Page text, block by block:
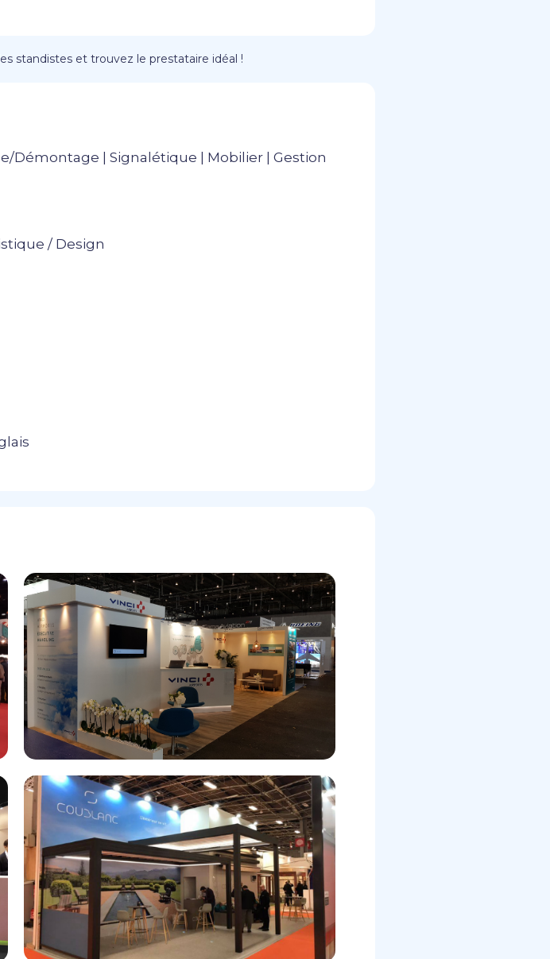
standistes et trouvez le prestataire idéal !
Démontage | Signalétique | Mobilier | Gestion
/ Design